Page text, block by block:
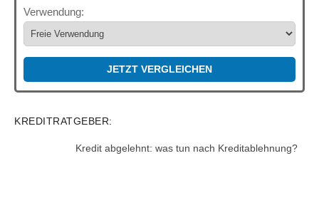
Verwendung:
JETZT VERGLEICHEN
KREDITRATGEBER:
Kredit abgelehnt: was tun nach Kreditablehnung?